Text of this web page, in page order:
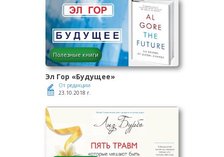
Полезные книги
Эл Гор «Будущее»
От редакции
23.10.2018 г.